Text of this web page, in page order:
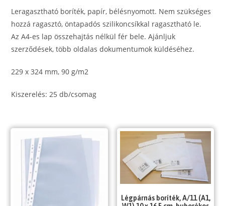
Leragasztható boríték, papír, bélésnyomott. Nem szükséges
hozzá ragasztó, öntapadós szilikoncsíkkal ragasztható le.
Az A4-es lap összehajtás nélkül fér bele. Ajánljuk
szerződések, több oldalas dokumentumok küldéséhez.
229 x 324 mm, 90 g/m2
Kiszerelés: 25 db/csomag
Légpárnás boríték, A/11 (A1,